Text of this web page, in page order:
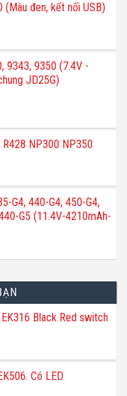
(Màu đen, kết nối USB)
9343, 9350 (7.4V -
JD25G)
R428 NP300 NP350
G4, 440-G4, 450-G4,
G5 (11.4V-4210mAh-
Black Red switch
Có LED